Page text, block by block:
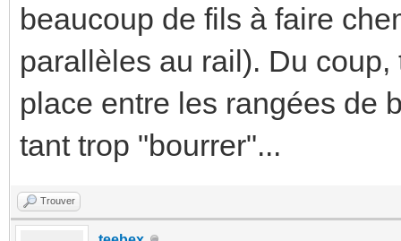
beaucoup de fils à faire
parallèles au rail). Du
place entre les rangées de
tant trop "bourrer"...
Trouver